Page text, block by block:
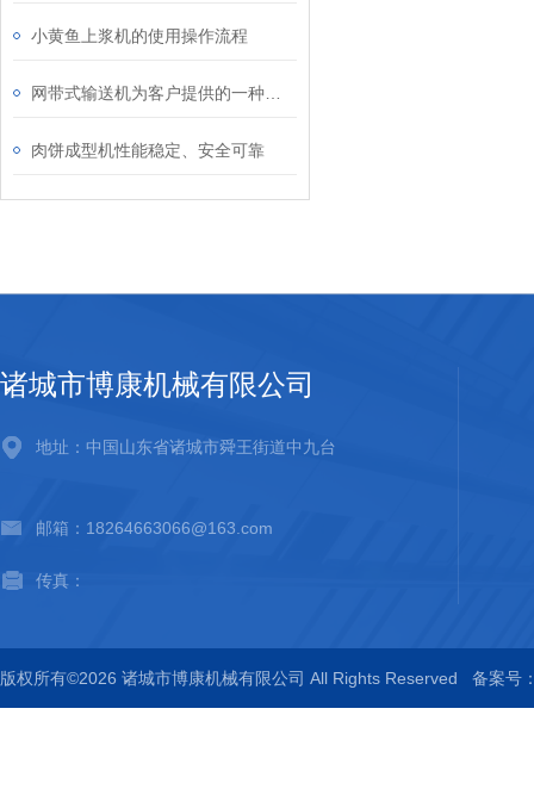
小黄鱼上浆机的使用操作流程
肉饼成型机性能稳定、安全可靠
诸城市博康机械有限公司
地址：中国山东省诸城市舜王街道中九台
邮箱：18264663066@163.com
传真：
版权所有©2026 诸城市博康机械有限公司 All Rights Reserved 备案号